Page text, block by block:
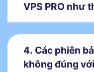
VPS PRO như
4. Các phiên
không đúng